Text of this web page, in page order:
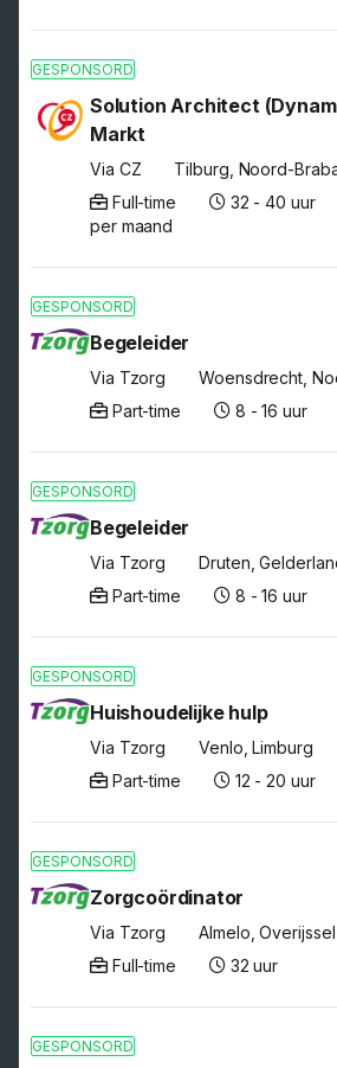
GESPONSORD
Solution Architect
Markt
Via CZ
Tilburg, Noord-
Full-time
32 - 40 uur
per maand
GESPONSORD
Begeleider
Via Tzorg
Woensdrecht,
Part-time
8 - 16 uur
GESPONSORD
Begeleider
Via Tzorg
Druten,
Part-time
8 - 16 uur
GESPONSORD
Huishoudelijke hulp
Via Tzorg
Venlo, Limburg
Part-time
12 - 20 uur
GESPONSORD
Zorgcoördinator
Via Tzorg
Almelo, Overijssel
Full-time
32 uur
GESPONSORD